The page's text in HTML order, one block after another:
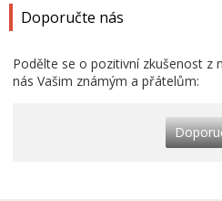
Doporučte nás
Podělte se o pozitivní zkušenost z
nás Vašim známým a přátelům: